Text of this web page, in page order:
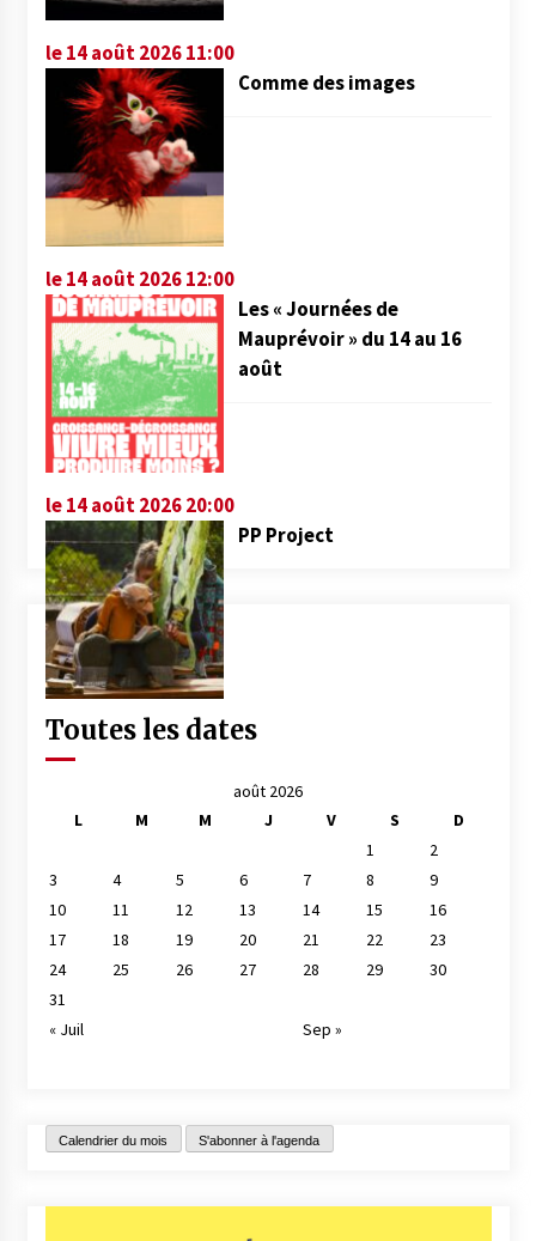
le 14 août 2026 11:00
Comme des images
le 14 août 2026 12:00
Les « Journées de
Mauprévoir » du 14 au 16
août
le 14 août 2026 20:00
PP Project
Toutes les dates
août 2026
L
M M J V S
D
1
2
3
4 5 6 7 8
9
10
11 12 13 14 15
16
17
18 19 20 21 22
23
24
25 26 27 28 29
30
31
« Juil
Sep »
Calendrier du mois S'abonner à l'agenda